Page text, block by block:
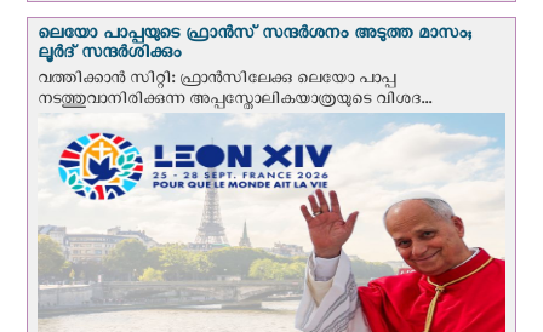
ലെയോ പാപ്പയുടെ ഫ്രാന്‍സ് സന്ദര്‍ശനം അടുത്ത മാസം;
ലൂര്‍ദ് സന്ദര്‍ശിക്കും
വത്തിക്കാന്‍ സിറ്റി: ഫ്രാൻസിലേക്കു ലെയോ പാപ്പ
നടത്തുവാനിരിക്കുന്ന അപ്പസ്തോലികയാത്രയുടെ വിശദ...